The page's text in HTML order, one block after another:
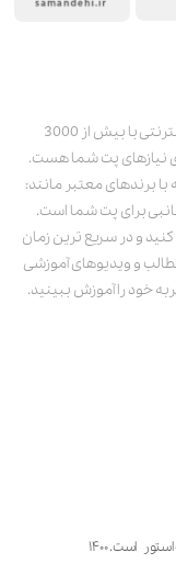
پت استور به عنوان یکی از قدیمی‌ترین پت شاپ های اینترنتی با بیش از 3000
ی نیازهای پت شما هست.
برندهای معتبر مانند:
برای پت شما است.
کنید و در سریع ترین زمان
و ویدیوهای آموزشی
خود را آموزش ببینید.
است. ۱۴۰۰